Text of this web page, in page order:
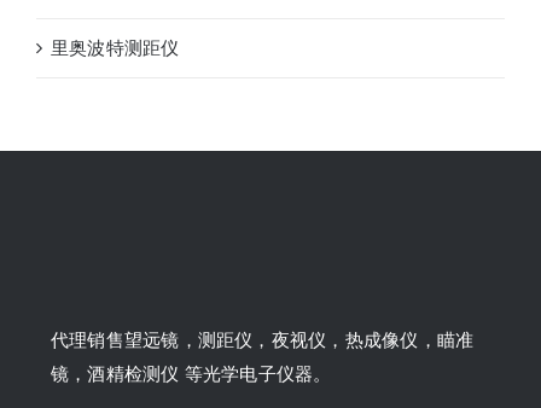
里奥波特测距仪
代理销售望远镜，测距仪，夜视仪，热成像仪，瞄准
镜，酒精检测仪 等光学电子仪器。